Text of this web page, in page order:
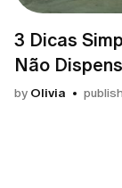
3 Dicas
Não
by Olivia